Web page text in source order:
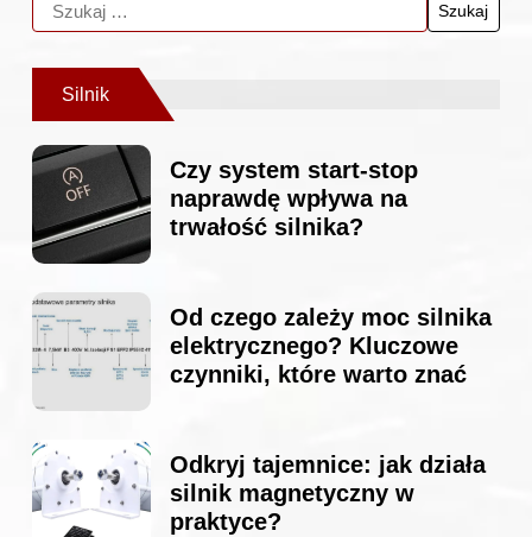
Silnik
Czy system start-stop
naprawdę wpływa na
trwałość silnika?
Od czego zależy moc silnika
elektrycznego? Kluczowe
czynniki, które warto znać
Odkryj tajemnice: jak działa
silnik magnetyczny w
praktyce?